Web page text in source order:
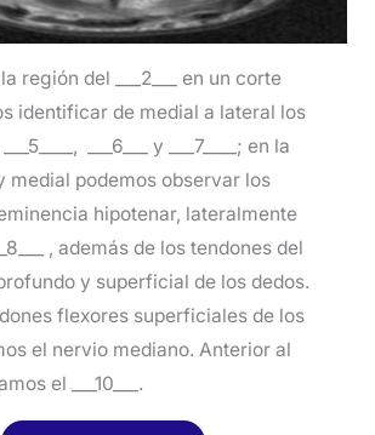
la región del ___2___ en un corte
identificar de medial a lateral los
___6___ y ___7____; en la
medial podemos observar los
hipotenar, lateralmente
, además de los tendones del
y superficial de los dedos.
flexores superficiales de los
el nervio mediano. Anterior al
el ___10___.